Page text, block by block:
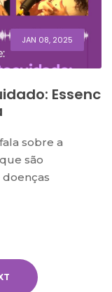
JAN 08, 2025
Essenc
sobre a
são